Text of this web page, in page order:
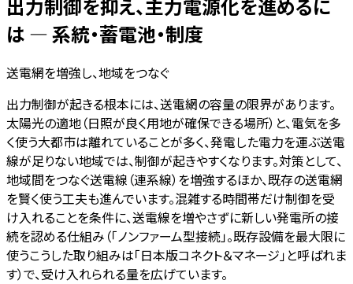
出力制御を抑え、主力電源化を進めるに
は — 系統・蓄電池・制度
送電網を増強し、地域をつなぐ
出力制御が起きる根本には、送電網の容量の限界があります。
太陽光の適地（日照が良く用地が確保できる場所）と、電気を多
く使う大都市は離れていることが多く、発電した電力を運ぶ送電
線が足りない地域では、制御が起きやすくなります。対策として、
地域間をつなぐ送電線（連系線）を増強するほか、既存の送電網
を賢く使う工夫も進んでいます。混雑する時間帯だけ制御を受
け入れることを条件に、送電線を増やさずに新しい発電所の接
続を認める仕組み（「ノンファーム型接続」。既存設備を最大限に
使うこうした取り組みは「日本版コネクト＆マネージ」と呼ばれま
す）で、受け入れられる量を広げています。